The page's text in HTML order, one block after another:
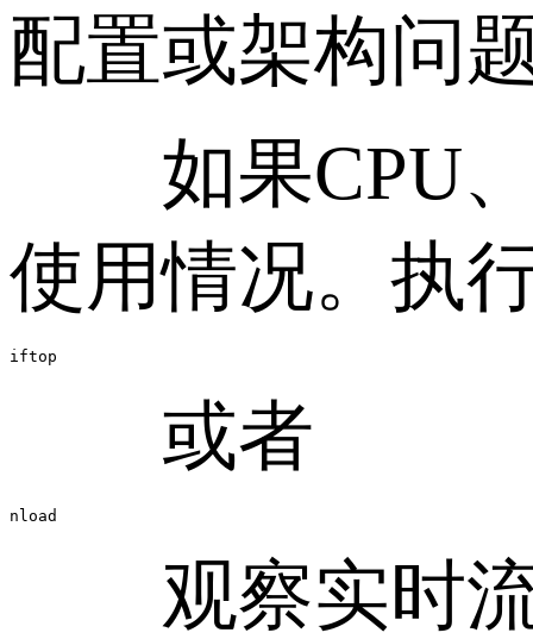
配置或架构问
如果CPU、
使用情况。执
iftop
或者
nload
观察实时流